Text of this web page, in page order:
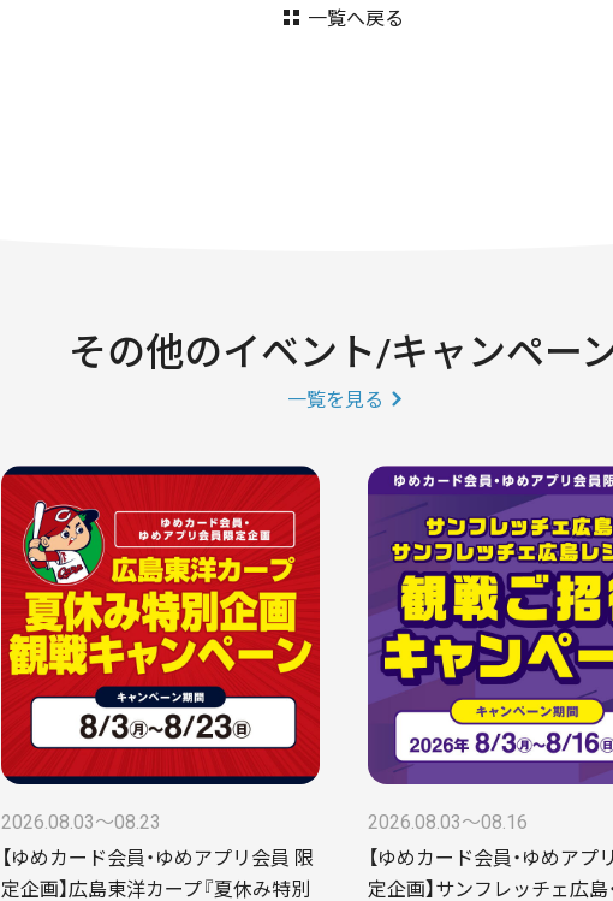
一覧へ戻る
その他のイベント/キャンペー
一覧を見る
2026.08.03〜08.23
【ゆめカード会員・ゆめアプリ会員 限
定企画】広島東洋カープ『夏休み特別
2026.08.03〜08.16
【ゆめカード会員・ゆめアプ
定企画】サンフレッチェ広島